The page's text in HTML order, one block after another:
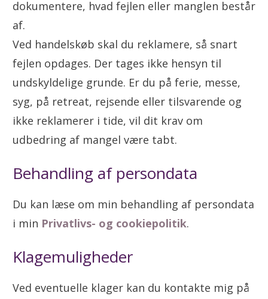
dokumentere, hvad fejlen eller manglen består
af.
Ved handelskøb skal du reklamere, så snart
fejlen opdages. Der tages ikke hensyn til
undskyldelige grunde. Er du på ferie, messe,
syg, på retreat, rejsende eller tilsvarende og
ikke reklamerer i tide, vil dit krav om
udbedring af mangel være tabt.
Behandling af persondata
Du kan læse om min behandling af persondata
i min Privatlivs- og cookiepolitik.
Klagemuligheder
Ved eventuelle klager kan du kontakte mig på